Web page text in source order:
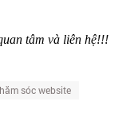
tâm và liên hệ!!!
sóc website